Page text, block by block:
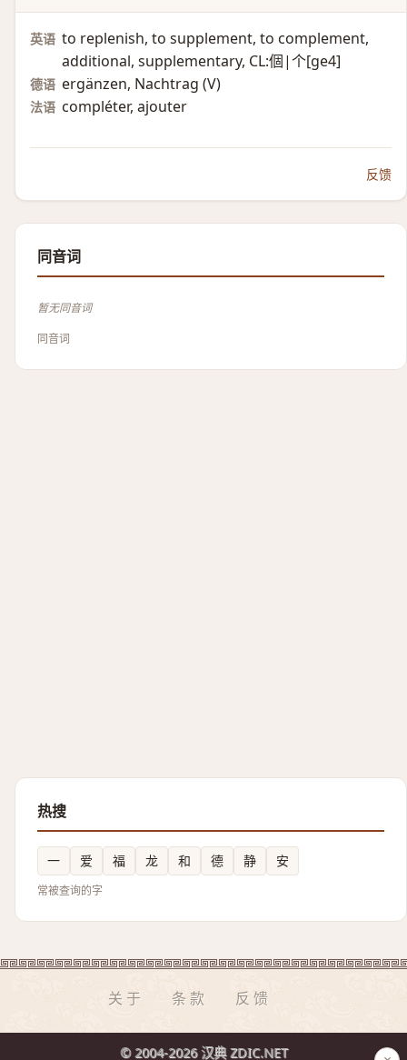
英语 to replenish, to supplement, to complement,
additional, supplementary, CL:個|个[ge4]
德语 ergänzen, Nachtrag (V)​
法语 compléter, ajouter
反馈
同音词
暂无同音词
同音词
热搜
一 爱 福 龙 和 德 静 安
常被查询的字
关于 条款 反馈
© 2004-2026 汉典 ZDIC.NET